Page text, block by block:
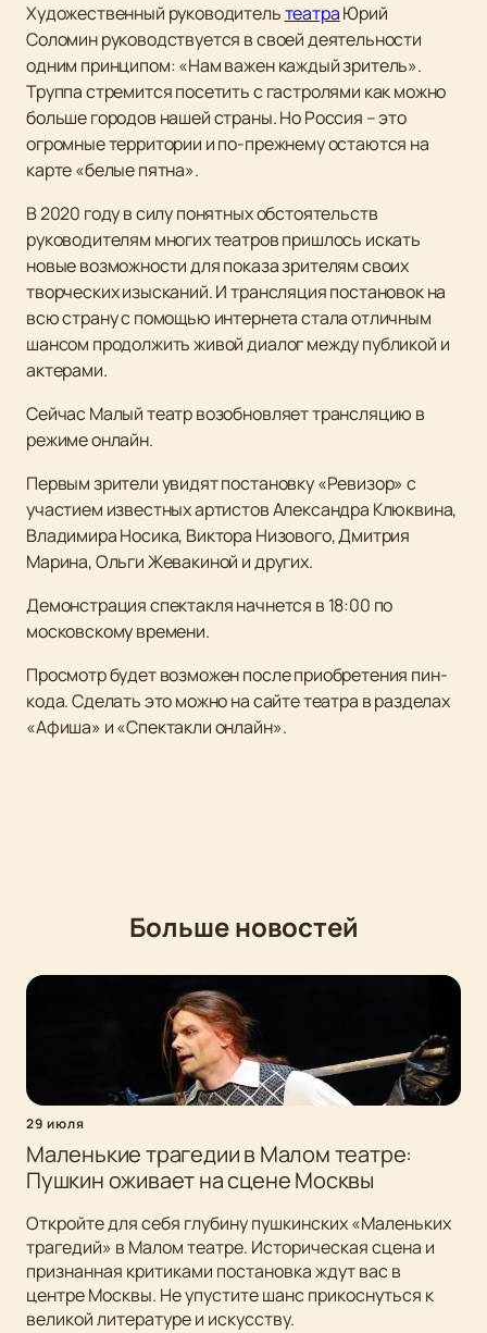
Художественный руководительтеатраЮрий
Соломин руководствуется в своей деятельности
одним принципом: «Нам важен каждый зритель».
Труппа стремится посетить с гастролями как можно
больше городов нашей страны. Но Россия – это
огромные территории и по-прежнему остаются на
карте «белые пятна».
В 2020 году в силу понятных обстоятельств
руководителям многих театров пришлось искать
новые возможности для показа зрителям своих
творческих изысканий. И трансляция постановок на
всю страну с помощью интернета стала отличным
шансом продолжить живой диалог между публикой и
актерами.
Сейчас Малый театр возобновляет трансляцию в
режиме онлайн.
Первым зрители увидят постановку «Ревизор» с
участием известных артистов Александра Клюквина,
Владимира Носика, Виктора Низового, Дмитрия
Марина, Ольги Жевакиной и других.
Демонстрация спектакля начнется в 18:00 по
московскому времени.
Просмотр будет возможен после приобретения пин-
кода. Сделать это можно на сайте театра в разделах
«Афиша» и «Спектакли онлайн».
Больше новостей
29 июля
Маленькие трагедии в Малом театре:
Пушкин оживает на сцене Москвы
Откройте для себя глубину пушкинских «Маленьких
трагедий» в Малом театре. Историческая сцена и
признанная критиками постановка ждут вас в
центре Москвы. Не упустите шанс прикоснуться к
великой литературе и искусству.